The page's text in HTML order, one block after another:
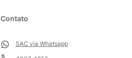
Contato
SAC via Whatsapp